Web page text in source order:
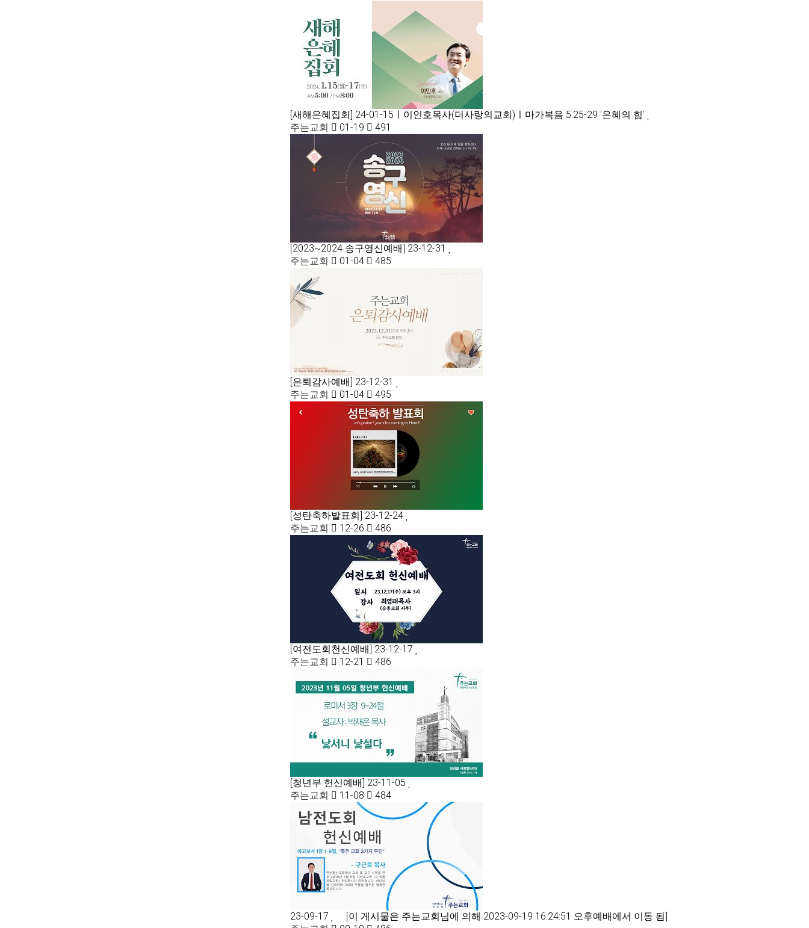
[새해은혜집회] 24-01-15ㅣ이인호목사(더사랑의교회)ㅣ마가복음 5:25-29 '은혜의 힘'
주는교회
01-19 491
[2023~2024 송구영신예배] 23-12-31
주는교회
01-04 485
[은퇴감사예배] 23-12-31
주는교회
01-04 495
[성탄축하발표회] 23-12-24
주는교회
12-26 486
[여전도회천신예배] 23-12-17
주는교회
12-21 486
[청년부 헌신예배] 23-11-05
주는교회
11-08 484
23-09-17
[이 게시물은 주는교회님에 의해 2023-09-19 16:24:51 오후예배에서 이동 됨]